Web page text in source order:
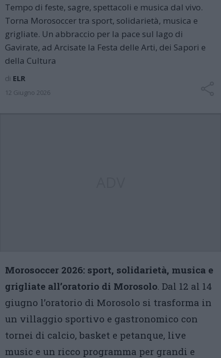
Tempo di feste, sagre, spettacoli e musica dal vivo.
Torna Morosoccer tra sport, solidarietà, musica e
grigliate. Un abbraccio per la pace sul lago di
Gavirate, ad Arcisate la Festa delle Arti, dei Sapori e
della Cultura
di ELR
12 Giugno 2026
Morosoccer 2026: sport, solidarietà, musica e
grigliate all’oratorio di Morosolo. Dal 12 al 14
giugno l’oratorio di Morosolo si trasforma in
un villaggio sportivo e gastronomico con
tornei di calcio, basket e petanque, live
music e un ricco programma per grandi e